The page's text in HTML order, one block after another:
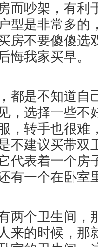
而吵架，有利
型是非常多的
房不要傻傻选
悔我家买早。
都是不知道自
，选择一些不
，转手也很难
不建议买带双
代表着一个房
有一个在卧室
两个卫生间，
来的时候，那